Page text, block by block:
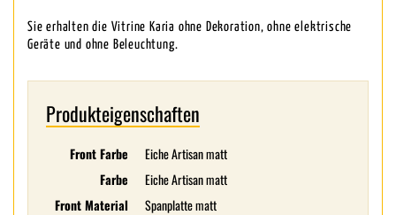
Sie erhalten die Vitrine Karia ohne Dekoration, ohne elektrische
Geräte und ohne Beleuchtung.
Produkteigenschaften
Front Farbe
Eiche Artisan matt
Farbe
Eiche Artisan matt
Front Material
Spanplatte matt